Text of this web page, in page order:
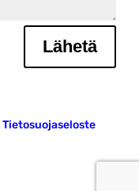
Lähetä
Tietosuojaseloste